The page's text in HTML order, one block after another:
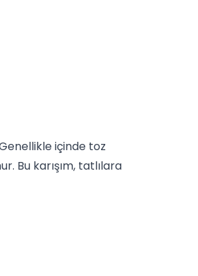
içinde toz
Bu karışım, tatlılara